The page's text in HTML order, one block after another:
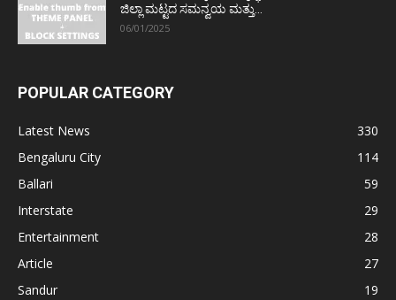
ಜಿಲ್ಲಾ ಮಟ್ಟದ ಸಮನ್ವಯ ಮತ್ತು...
06/01/2025
POPULAR CATEGORY
Latest News
330
Bengaluru City
114
Ballari
59
Interstate
29
Entertainment
28
Article
27
Sandur
19